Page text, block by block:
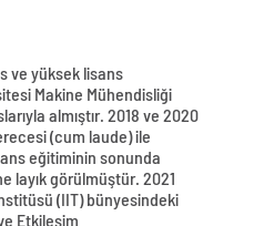
ve yüksek lisans
Makine Mühendisliği
almıştır. 2018 ve 2020
(cum laude) ile
eğitiminin sonunda
layık görülmüştür. 2021
(IIT) bünyesindeki
Etkileşim